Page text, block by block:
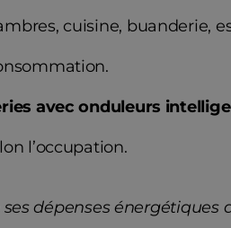
cuisine, buanderie,
avec onduleurs
l’occupation.
dépenses énergétiques